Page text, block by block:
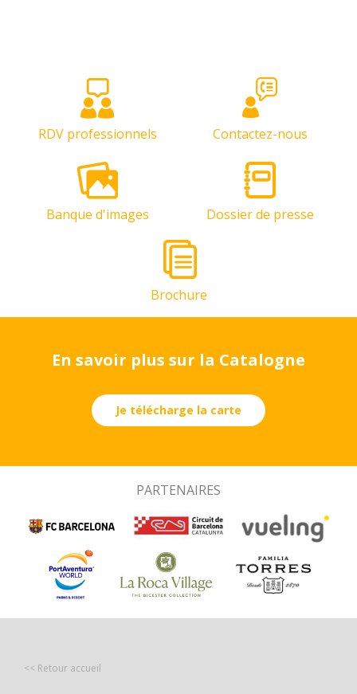
RDV professionnels Contactez-nous
Banque d'images Dossier de presse
Brochure
En savoir plus sur la Catalogne
Je télécharge la carte
PARTENAIRES
<< Retour accueil